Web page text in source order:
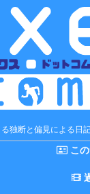
独断と偏見による日
この